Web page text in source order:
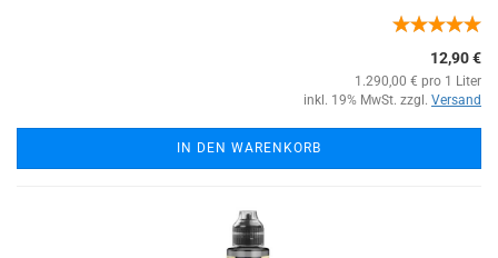
12,90 €
1.290,00 € pro 1 Liter
inkl. 19% MwSt. zzgl. Versand
IN DEN WARENKORB